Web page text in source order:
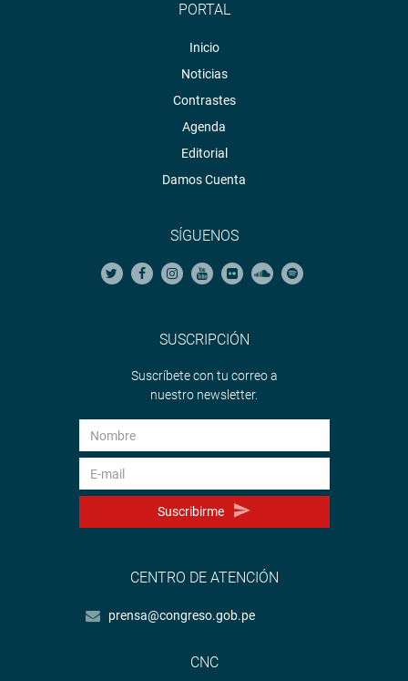
PORTAL
Inicio
Noticias
Contrastes
Agenda
Editorial
Damos Cuenta
SÍGUENOS
SUSCRIPCIÓN
Suscríbete con tu correo a
nuestro newsletter.
Suscribirme
CENTRO DE ATENCIÓN
prensa@congreso.gob.pe
CNC